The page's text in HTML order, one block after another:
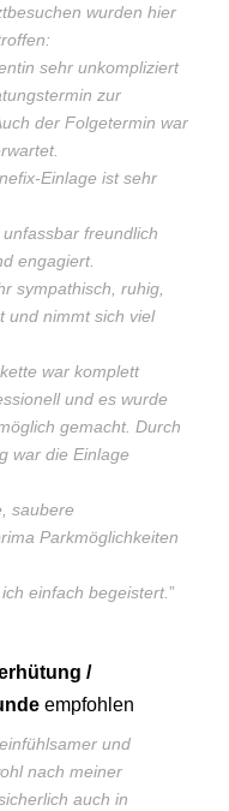
wurden hier
sehr unkompliziert
zur
der Folgetermin war
Einlage ist sehr
freundlich
engagiert.
sympathisch, ruhig,
und nimmt sich viel
war komplett
und es wurde
gemacht. Durch
war die Einlage
saubere
Parkmöglichkeiten
einfach begeistert.”
/
empfohlen
und
nach meiner
auch in